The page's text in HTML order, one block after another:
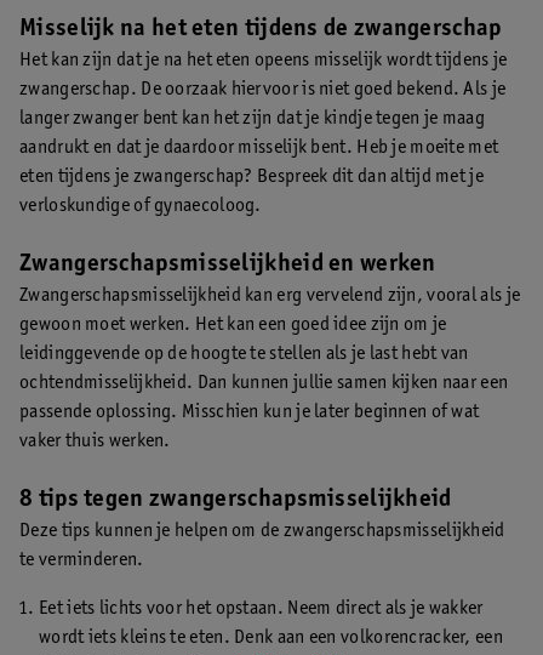
Misselijk na het eten tijdens de zwangerschap
Het kan zijn dat je na het eten opeens misselijk wordt tijdens je
zwangerschap. De oorzaak hiervoor is niet goed bekend. Als je
langer zwanger bent kan het zijn dat je kindje tegen je maag
aandrukt en dat je daardoor misselijk bent. Heb je moeite met
eten tijdens je zwangerschap? Bespreek dit dan altijd met je
verloskundige of gynaecoloog.
Zwangerschapsmisselijkheid en werken
Zwangerschapsmisselijkheid kan erg vervelend zijn, vooral als je
gewoon moet werken. Het kan een goed idee zijn om je
leidinggevende op de hoogte te stellen als je last hebt van
ochtendmisselijkheid. Dan kunnen jullie samen kijken naar een
passende oplossing. Misschien kun je later beginnen of wat
vaker thuis werken.
8 tips tegen zwangerschapsmisselijkheid
Deze tips kunnen je helpen om de zwangerschapsmisselijkheid
te verminderen.
Eet iets lichts voor het opstaan. Neem direct als je wakker
wordt iets kleins te eten. Denk aan een volkorencracker, een